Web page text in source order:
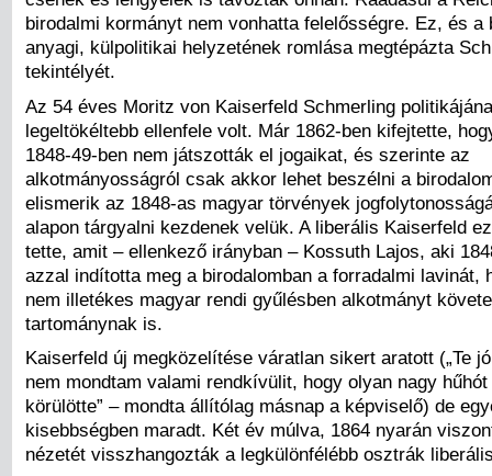
birodalmi kormányt nem vonhatta felelősségre. Ez, és a
anyagi, külpolitikai helyzetének romlása megtépázta
tekintélyét.
Az 54 éves Moritz von Kaiserfeld Schmerling
legeltökéltebb ellenfele volt. Már 1862-ben kifejtette,
1848-49-ben nem játszották el jogaikat, és szerinte az
alkotmányosságról csak akkor lehet beszélni a
elismerik az 1848-as magyar törvények
alapon tárgyalni kezdenek velük. A liberális Kaiserfeld
tette, amit – ellenkező irányban – Kossuth Lajos, aki
azzal indította meg a birodalomban a forradalmi lavinát,
nem illetékes magyar rendi gyűlésben alkotmányt
tartománynak is.
Kaiserfeld új megközelítése váratlan sikert aratott („Te
nem mondtam valami rendkívülit, hogy olyan nagy
körülötte” – mondta állítólag másnap a képviselő) de
kisebbségben maradt. Két év múlva, 1864 nyarán
nézetét visszhangozták a legkülönfélébb osztrák